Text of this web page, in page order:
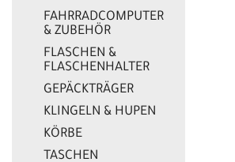
FAHRRADCOMPUTER
& ZUBEHÖR
FLASCHEN &
FLASCHENHALTER
GEPÄCKTRÄGER
KLINGELN & HUPEN
KÖRBE
TASCHEN